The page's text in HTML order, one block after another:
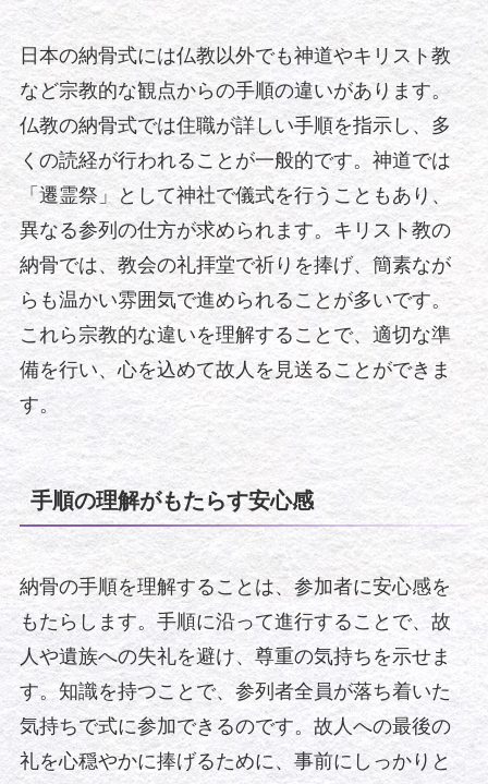
日本の納骨式には仏教以外でも神道やキリスト教
など宗教的な観点からの手順の違いがあります。
仏教の納骨式では住職が詳しい手順を指示し、多
くの読経が行われることが一般的です。神道では
「遷霊祭」として神社で儀式を行うこともあり、
異なる参列の仕方が求められます。キリスト教の
納骨では、教会の礼拝堂で祈りを捧げ、簡素なが
らも温かい雰囲気で進められることが多いです。
これら宗教的な違いを理解することで、適切な準
備を行い、心を込めて故人を見送ることができま
す。
手順の理解がもたらす安心感
納骨の手順を理解することは、参加者に安心感を
もたらします。手順に沿って進行することで、故
人や遺族への失礼を避け、尊重の気持ちを示せま
す。知識を持つことで、参列者全員が落ち着いた
気持ちで式に参加できるのです。故人への最後の
礼を心穏やかに捧げるために、事前にしっかりと